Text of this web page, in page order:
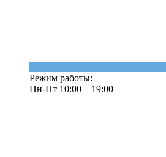
Режим работы:
Пн-Пт 10:00—19:00